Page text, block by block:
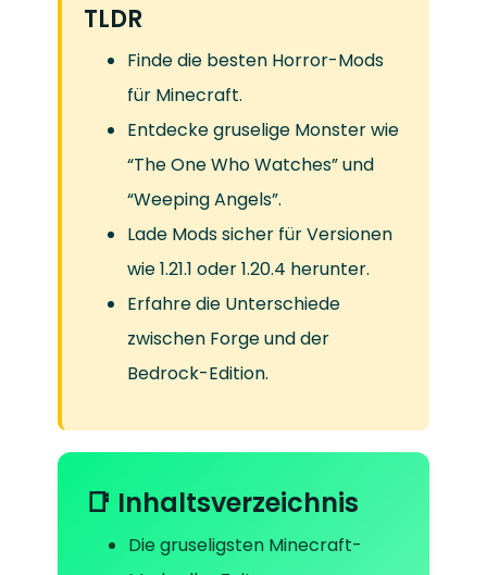
TLDR
Finde die besten Horror-Mods
für Minecraft.
Entdecke gruselige Monster wie
“The One Who Watches” und
“Weeping Angels”.
Lade Mods sicher für Versionen
wie 1.21.1 oder 1.20.4 herunter.
Erfahre die Unterschiede
zwischen Forge und der
Bedrock-Edition.
📑 Inhaltsverzeichnis
Die gruseligsten Minecraft-